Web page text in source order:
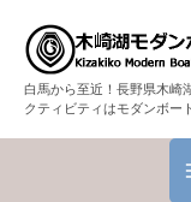
白馬から至近！長野県木崎
クティビティはモダンボー